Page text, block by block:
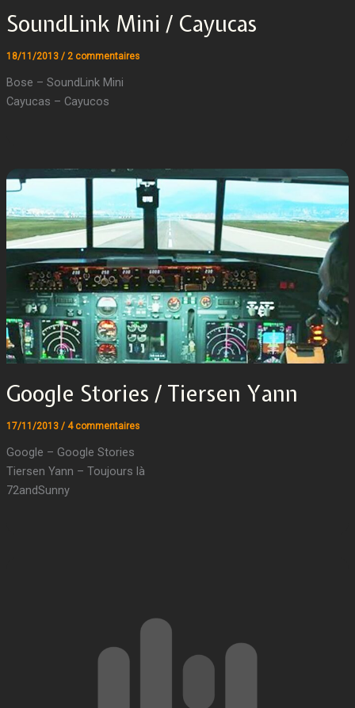
SoundLink Mini / Cayucas
18/11/2013 / 2 commentaires
Bose – SoundLink Mini
Cayucas – Cayucos
Google Stories / Tiersen Yann
17/11/2013 / 4 commentaires
Google – Google Stories
Tiersen Yann – Toujours là
72andSunny